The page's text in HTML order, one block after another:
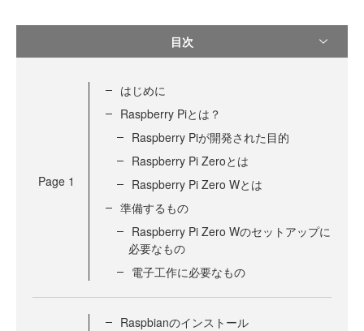
目次
Page 1
はじめに
Raspberry Piとは？
Raspberry Piが開発された目的
Raspberry Pi Zeroとは
Raspberry Pi Zero Wとは
準備するもの
Raspberry Pi Zero Wのセットアップに
必要なもの
電子工作に必要なもの
Raspbianのインストール